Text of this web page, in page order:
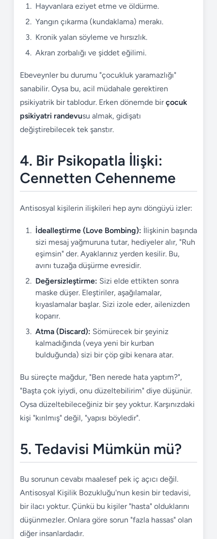
Hayvanlara eziyet etme ve öldürme.
Yangın çıkarma (kundaklama) merakı.
Kronik yalan söyleme ve hırsızlık.
Akran zorbalığı ve şiddet eğilimi.
Ebeveynler bu durumu "çocukluk yaramazlığı"
sanabilir. Oysa bu, acil müdahale gerektiren
psikiyatrik bir tablodur. Erken dönemde birçocuk
psikiyatri randevusu almak, gidişatı
değiştirebilecek tek şanstır.
4. Bir Psikopatla İlişki:
Cennetten Cehenneme
Antisosyal kişilerin ilişkileri hep aynı döngüyü izler:
İdealleştirme (Love Bombing): İlişkinin başında
sizi mesaj yağmuruna tutar, hediyeler alır, "Ruh
eşimsin" der. Ayaklarınız yerden kesilir. Bu,
avını tuzağa düşürme evresidir.
Değersizleştirme: Sizi elde ettikten sonra
maske düşer. Eleştiriler, aşağılamalar,
kıyaslamalar başlar. Sizi izole eder, ailenizden
koparır.
Atma (Discard): Sömürecek bir şeyiniz
kalmadığında (veya yeni bir kurban
bulduğunda) sizi bir çöp gibi kenara atar.
Bu süreçte mağdur, "Ben nerede hata yaptım?",
"Başta çok iyiydi, onu düzeltebilirim" diye düşünür.
Oysa düzeltebileceğiniz bir şey yoktur. Karşınızdaki
kişi "kırılmış" değil, "yapısı böyledir".
5. Tedavisi Mümkün mü?
Bu sorunun cevabı maalesef pek iç açıcı değil.
Antisosyal Kişilik Bozukluğu'nun kesin bir tedavisi,
bir ilacı yoktur. Çünkü bu kişiler "hasta" olduklarını
düşünmezler. Onlara göre sorun "fazla hassas" olan
diğer insanlardadır.